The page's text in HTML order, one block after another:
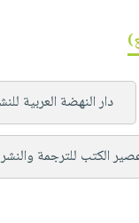
دار النهضة العربية
الكتب للترجمة